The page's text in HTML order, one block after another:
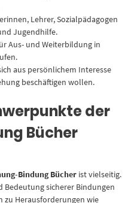
Lehrer, Sozialpädagogen
Jugendhilfe.
Aus- und Weiterbildung in
aus persönlichem Interesse
beschäftigen wollen.
der
Bücher
Bindung Bücher ist vielseitig.
Bedeutung sicherer Bindungen
zu Herausforderungen wie